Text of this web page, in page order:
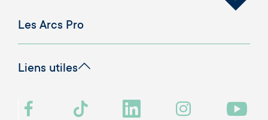
Les Arcs Pro
Liens utiles